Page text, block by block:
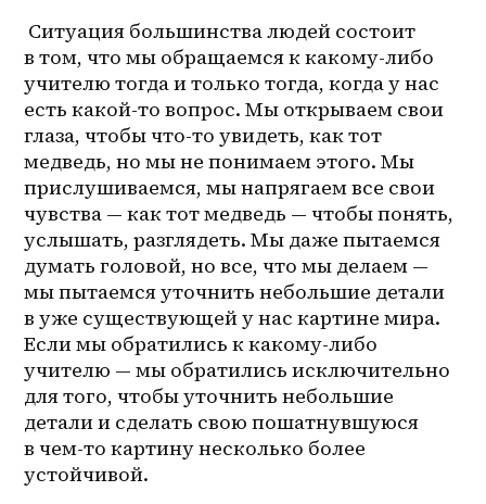
в том, что мы обращаемся к какому-либо
учителю тогда и только тогда, когда у нас
есть какой-то вопрос. Мы открываем свои
глаза, чтобы что-то увидеть, как тот
медведь, но мы не понимаем этого. Мы
прислушиваемся, мы напрягаем все свои
чувства — как тот медведь — чтобы понять,
услышать, разглядеть. Мы даже пытаемся
думать головой, но все, что мы делаем —
мы пытаемся уточнить небольшие детали
в уже существующей у нас картине мира.
Если мы обратились к какому-либо
учителю — мы обратились исключительно
для того, чтобы уточнить небольшие
детали и сделать свою пошатнувшуюся
в чем-то картину несколько более
устойчивой.